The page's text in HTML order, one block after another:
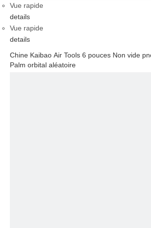
Vue rapide
details
Vue rapide
details
Chine Kaibao Air Tools 6 pouces Non vide
Palm orbital aléatoire